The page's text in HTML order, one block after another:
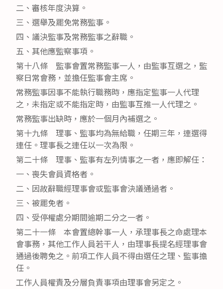
二、審核年度決算。
三、選舉及罷免常務監事。
四、議決監事及常務監事之辭職。
五、其他應監察事項。
第十八條 監事會置常務監事一人，由監事互選之，監
察日常會務，並擔任監事會主席。
常務監事因事不能執行職務時，應指定監事一人代理
之，未指定或不能指定時，由監事互推一人代理之。
常務監事出缺時，應於一個月內補選之。
第十九條 理事、監事均為無給職，任期三年，連選得
連任。理事長之連任以一次為限。
第二十條 理事、監事有左列情事之一者，應即解任：
一、喪失會員資格者。
二、因故辭職經理事會或監事會決議通過者。
三、被罷免者。
四、受停權處分期間逾期二分之一者。
第二十一條 本會置總幹事一人，承理事長之命處理本
會事務，其他工作人員若干人，由理事長提名經理事會
通過後聘免之。前項工作人員不得由選任之理、監事擔
任。
工作人員權責及分層負責事項由理事會另定之。